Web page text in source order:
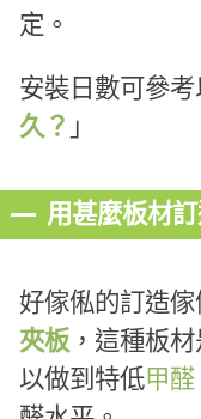
定。
安裝日數可參考
久？ 」
用甚麼板材
好傢俬的訂造傢
夾板，這種板
以做到特低甲醛